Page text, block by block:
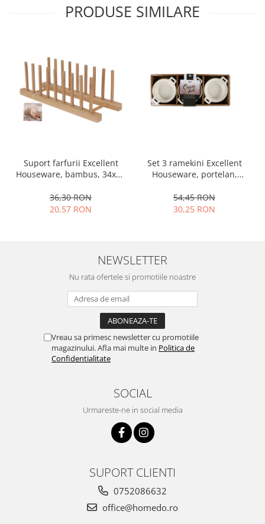
PRODUSE SIMILARE
Suport farfurii Excellent
Houseware, bambus, 34x12
36,30 RON
20,57 RON
Set 3 ramekini Excellent
Houseware, portelan,
54,45 RON
30,25 RON
NEWSLETTER
Nu rata ofertele si promotiile noastre
Vreau sa primesc newsletter cu promotiile
magazinului. Afla mai multe in Politica de
Confidentialitate
SOCIAL
Urmareste-ne in social media
SUPORT CLIENTI
0752086632
office@homedo.ro